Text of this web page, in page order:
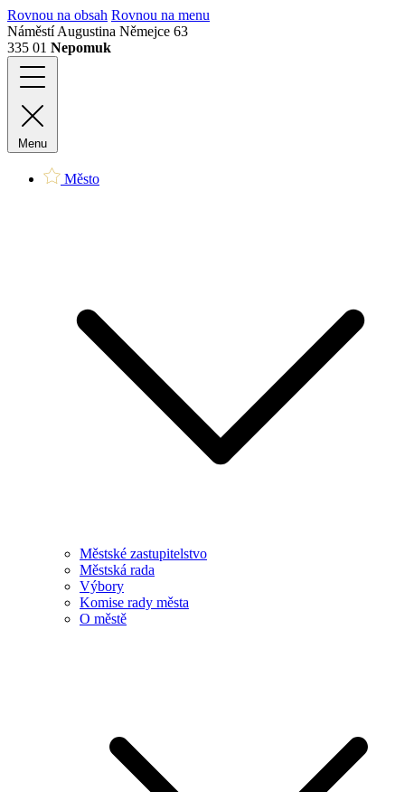
Rovnou na obsah Rovnou na menu
Náměstí Augustina Němejce 63
335 01 Nepomuk
Menu
Město
Městské zastupitelstvo
Městská rada
Výbory
Komise rady města
O městě